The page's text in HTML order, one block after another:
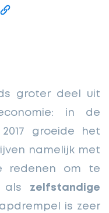
groter deel uit
in de
groeide het
namelijk met
redenen om te
als zelfstandige
is zeer